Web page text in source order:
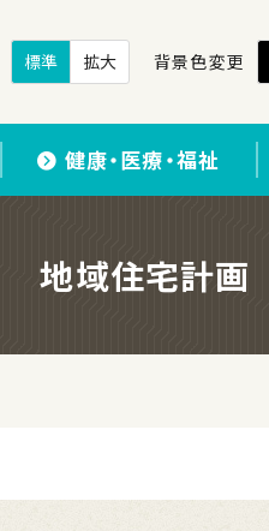
標準 拡大 背景色変更
健康・医療・福祉
地域住宅計画